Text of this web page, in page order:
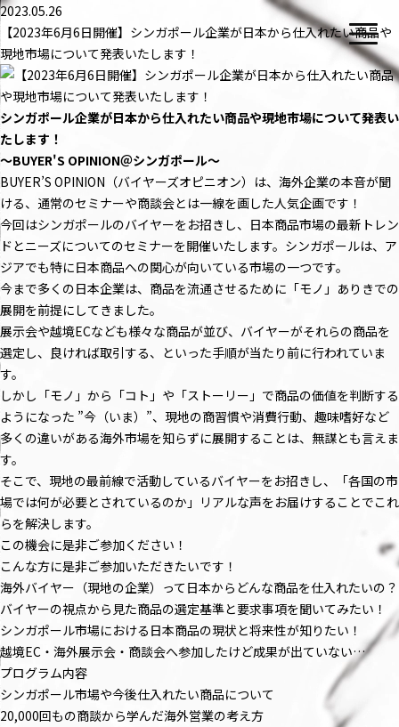
2023.05.26
【2023年6月6日開催】シンガポール企業が日本から仕入れたい商品や
現地市場について発表いたします！
シンガポール企業が日本から仕入れたい商品や現地市場について発表い
たします！
〜BUYER'S OPINION＠シンガポール〜
BUYER’S OPINION（バイヤーズオピニオン）は、海外企業の本音が聞
ける、通常のセミナーや商談会とは一線を画した人気企画です！
今回はシンガポールのバイヤーをお招きし、日本商品市場の最新トレン
ドとニーズについてのセミナーを開催いたします。シンガポールは、ア
ジアでも特に日本商品への関心が向いている市場の一つです。
今まで多くの日本企業は、商品を流通させるために「モノ」ありきでの
展開を前提にしてきました。
展示会や越境ECなども様々な商品が並び、バイヤーがそれらの商品を
選定し、良ければ取引する、といった手順が当たり前に行われていま
す。
しかし「モノ」から「コト」や「ストーリー」で商品の価値を判断する
ようになった ”今（いま）”、現地の商習慣や消費行動、趣味嗜好など
多くの違いがある海外市場を知らずに展開することは、無謀とも言えま
す。
そこで、現地の最前線で活動しているバイヤーをお招きし、「各国の市
場では何が必要とされているのか」リアルな声をお届けすることでこれ
らを解決します。
この機会に是非ご参加ください！
こんな方に是非ご参加いただきたいです！
海外バイヤー（現地の企業）って日本からどんな商品を仕入れたいの？
バイヤーの視点から見た商品の選定基準と要求事項を聞いてみたい！
シンガポール市場における日本商品の現状と将来性が知りたい！
越境EC・海外展示会・商談会へ参加したけど成果が出ていない…
プログラム内容
シンガポール市場や今後仕入れたい商品について
20,000回もの商談から学んだ海外営業の考え方